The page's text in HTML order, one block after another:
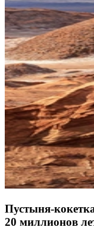
Пустыня-
20 миллионов